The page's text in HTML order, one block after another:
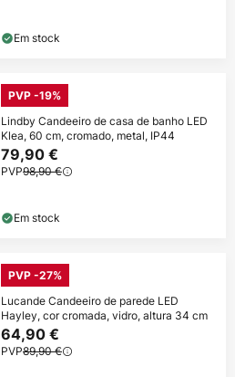
Em stock
PVP -19%
Lindby Candeeiro de casa de banho LED
Klea, 60 cm, cromado, metal, IP44
79,90 €
PVP98,90 €
Em stock
PVP -27%
Lucande Candeeiro de parede LED
Hayley, cor cromada, vidro, altura 34 cm
64,90 €
PVP89,90 €